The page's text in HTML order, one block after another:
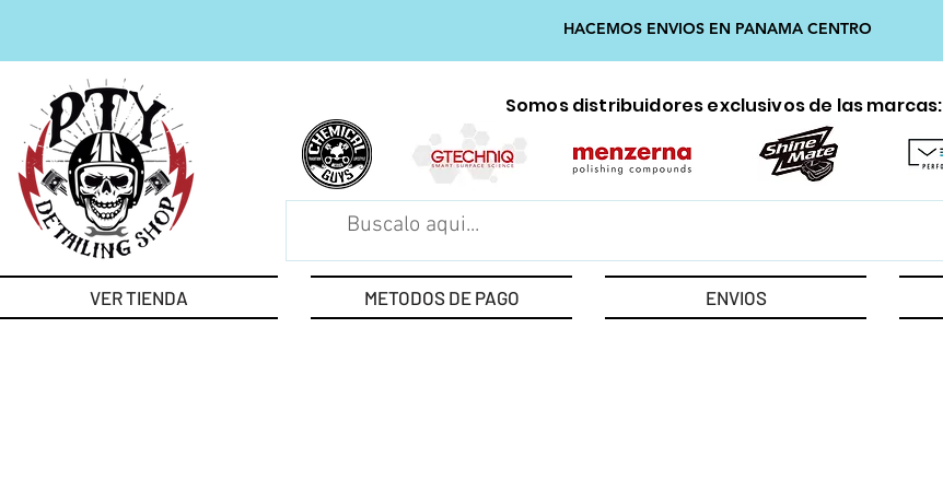
HACEMOS ENVIOS EN PANAMA CENTRO
Somos distribuidores exclusivos de las marcas:
VER TIENDA METODOS DE PAGO ENVIOS